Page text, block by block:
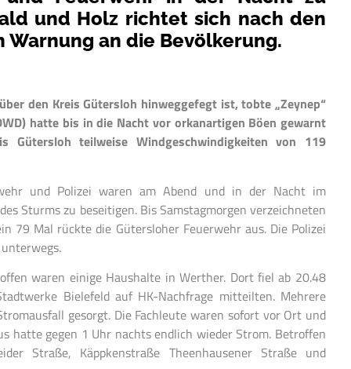
und Holz richtet sich nach den
an die Bevölkerung.
den Kreis Gütersloh hinweggefegt ist, tobte „Zeynep“
hatte bis in die Nacht vor orkanartigen Böen gewarnt
teilweise Windgeschwindigkeiten von 119
und Polizei waren am Abend und in der Nacht im
Sturms zu beseitigen. Bis Samstagmorgen verzeichneten
79 Mal rückte die Gütersloher Feuerwehr aus. Die Polizei
waren einige Haushalte in Werther. Dort fiel ab 20.48
Bielefeld auf HK-Nachfrage mitteilten. Mehrere
gesorgt. Die Fachleute waren sofort vor Ort und
hatte gegen 1 Uhr nachts endlich wieder Strom. Betroffen
Straße, Käppkenstraße Theenhausener Straße und